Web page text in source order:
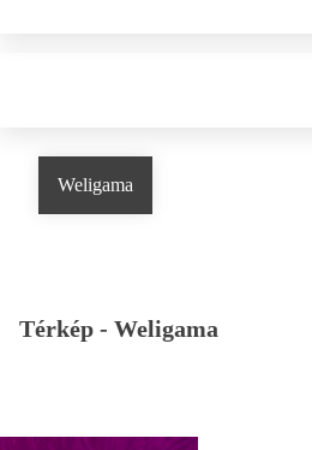
Weligama
Térkép - Weligama